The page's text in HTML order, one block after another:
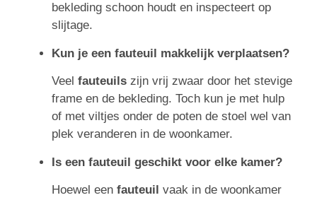
bekleding schoon houdt en inspecteert op
slijtage.
Kun je een fauteuil makkelijk verplaatsen?
Veel fauteuilszijn vrij zwaar door het stevige
frame en de bekleding. Toch kun je met hulp
of met viltjes onder de poten de stoel wel van
plek veranderen in de woonkamer.
Is een fauteuil geschikt voor elke kamer?
Hoewel een fauteuil vaak in de woonkamer